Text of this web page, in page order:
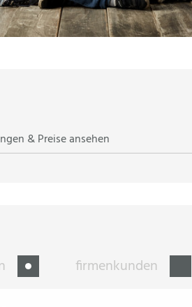
& Preise ansehen
firmenkunden